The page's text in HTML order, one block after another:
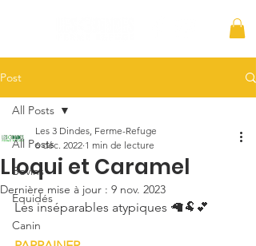
Post
All Posts
Bovins
Équidés
Canin
All Posts
Lloqui et Caramel
Les 3 Dindes, Ferme-Refuge
6 déc. 2022 1 min de lecture
Dernière mise à jour : 9 nov. 2023
Les inséparables atypiques 🦙🐏💕